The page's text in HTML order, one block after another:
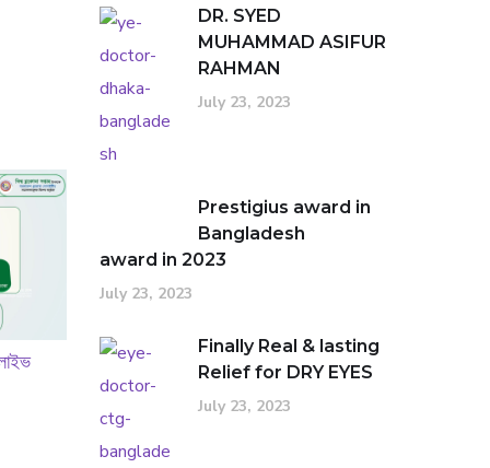
DR. SYED
MUHAMMAD ASIFUR
RAHMAN
July 23, 2023
Prestigius award in
Bangladesh
award in 2023
July 23, 2023
Finally Real & lasting
Relief for DRY EYES
July 23, 2023